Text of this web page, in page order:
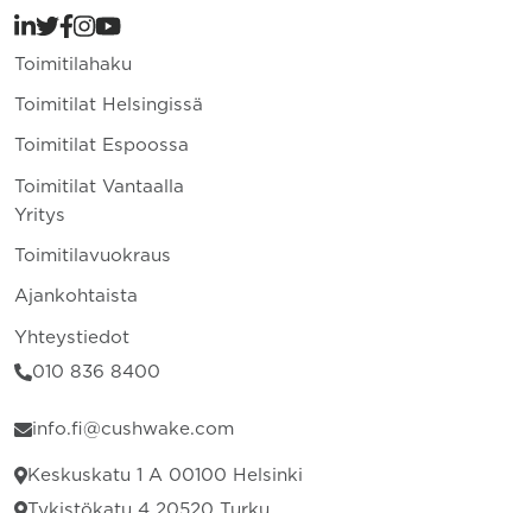
Toimitilahaku
Toimitilat Helsingissä
Toimitilat Espoossa
Toimitilat Vantaalla
Yritys
Toimitilavuokraus
Ajankohtaista
Yhteystiedot
010 836 8400
info.fi@cushwake.com
Keskuskatu 1 A 00100 Helsinki